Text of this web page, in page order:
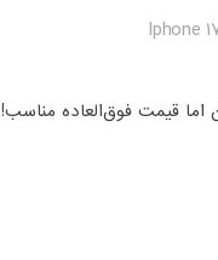
قیمت فوق‌العاده مناسب!